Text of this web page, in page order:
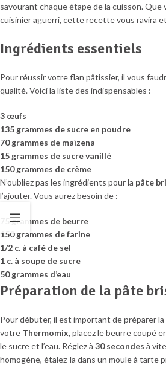
savourant chaque étape de la cuisson.
cuisinier aguerri, cette recette vous ravira
Ingrédients essentiels
Pour réussir votre flan pâtissier, il vous
qualité. Voici la liste des indispensables :
3 œufs
135 grammes de sucre en poudre
70 grammes de maïzena
15 grammes de sucre vanillé
150 grammes de crème
N’oubliez pas les ingrédients pour la pâte
l’ajouter. Vous aurez besoin de :
75 grammes de beurre
150 grammes de farine
1/2 c. à café de sel
1 c. à soupe de sucre
50 grammes d’eau
Préparation de la pâte
Pour débuter, il est important de préparer
votre Thermomix, placez le beurre coupé
le sucre et l’eau. Réglez à 30 secondes à
homogène, étalez-la dans un moule à tarte